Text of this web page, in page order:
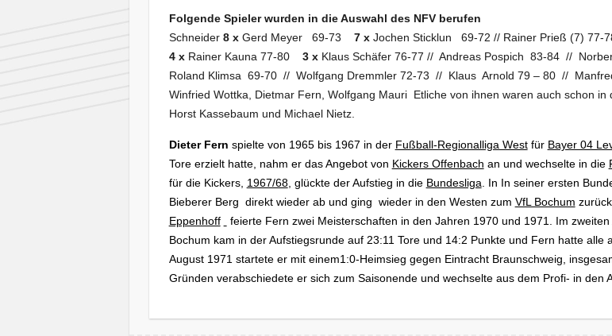
Folgende Spieler wurden in die Auswahl des NFV berufen
Schneider 8 xGerd Meyer 69-73 7 xJochen Sticklun 69-72 // Rainer Prieß (7) 77-
4 xRainer Kauna 77-80 3 xKlaus Schäfer 76-77 // Andreas Pospich 83-84 //
Roland Klimsa 69-70 // Wolfgang Dremmler 72-73 // Klaus Arnold 79 – 80 //
Winfried Wottka, Dietmar Fern, Wolfgang Mauri Etliche von ihnen waren auch schon
Horst Kassebaum und Michael Nietz.
Dieter Fern spielte von 1965 bis 1967 in der Fußball-Regionalliga Westfür Bayer 04
Tore erzielt hatte, nahm er das Angebot von Kickers Offenbach an und wechselte in die
für die Kickers, 1967/68, glückte der Aufstieg in die Bundesliga In In seiner ersten
Bieberer Berg direkt wieder ab und ging wieder in den Westen zum VfL Bochum
Eppenhoff
feierte Fern zwei Meisterschaften in den Jahren 1970 und 1971. Im zweiten
Bochum kam in der Aufstiegsrunde auf 23:11 Tore und 14:2 Punkte und Fern hatte
August 1971 startete er mit einem1:0-Heimsieg gegen Eintracht Braunschweig,
Gründen verabschiedete er sich zum Saisonende und wechselte aus dem Profi- in den